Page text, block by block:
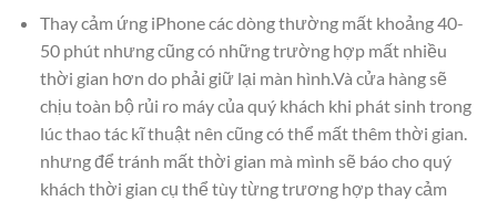
Thay cảm ứng iPhone các dòng thường mất khoảng 40-
50 phút nhưng cũng có những trường hợp mất nhiều
thời gian hơn do phải giữ lại màn hình.Và cửa hàng sẽ
chịu toàn bộ rủi ro máy của quý khách khi phát sinh trong
lúc thao tác kĩ thuật nên cũng có thể mất thêm thời gian.
nhưng để tránh mất thời gian mà mình sẽ báo cho quý
khách thời gian cụ thể tùy từng trương hợp thay cảm